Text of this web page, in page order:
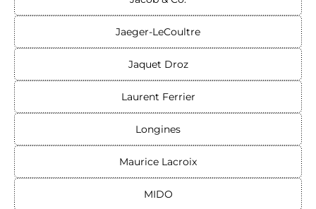
Jaeger-LeCoultre
Jaquet Droz
Laurent Ferrier
Longines
Maurice Lacroix
MIDO